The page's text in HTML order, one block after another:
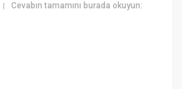
|Cevabın tamamını burada okuyun: